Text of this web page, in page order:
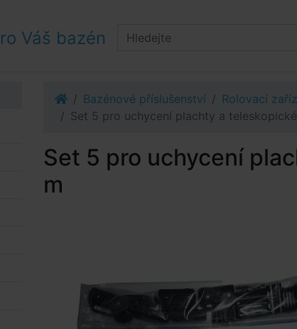
Váš bazén
Bazénové příslušenství Rolovací
Set 5 pro uchycení plachty a
Set 5 pro uchycení
m